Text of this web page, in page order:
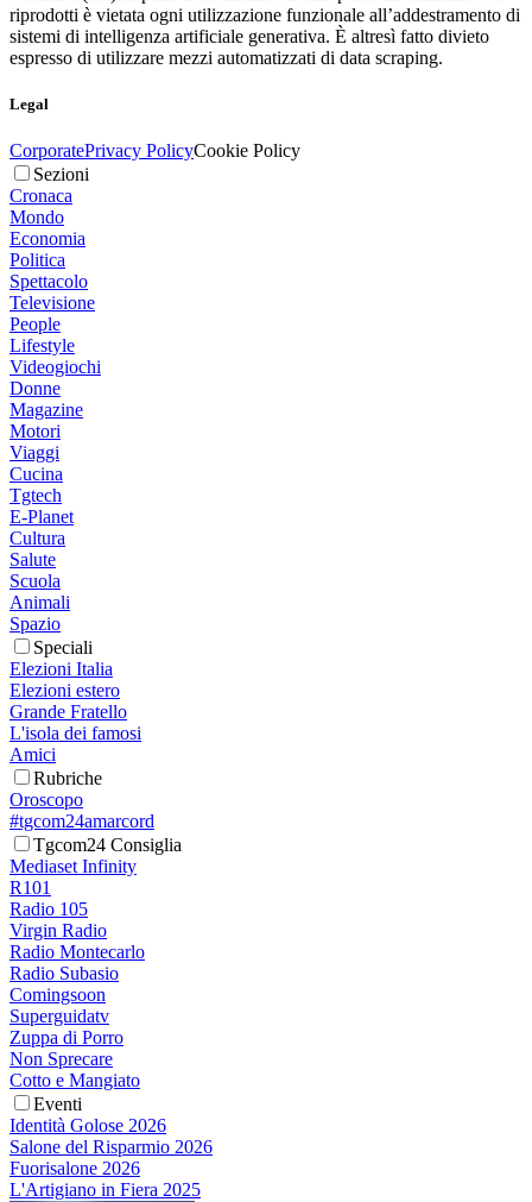
riprodotti è vietata ogni utilizzazione funzionale all’addestramento di
sistemi di intelligenza artificiale generativa. È altresì fatto divieto
espresso di utilizzare mezzi automatizzati di data scraping.
Legal
CorporatePrivacy PolicyCookie Policy
Sezioni
Cronaca
Mondo
Economia
Politica
Spettacolo
Televisione
People
Lifestyle
Videogiochi
Donne
Magazine
Motori
Viaggi
Cucina
Tgtech
E-Planet
Cultura
Salute
Scuola
Animali
Spazio
Speciali
Elezioni Italia
Elezioni estero
Grande Fratello
L'isola dei famosi
Amici
Rubriche
Oroscopo
#tgcom24amarcord
Tgcom24 Consiglia
Mediaset Infinity
R101
Radio 105
Virgin Radio
Radio Montecarlo
Radio Subasio
Comingsoon
Superguidatv
Zuppa di Porro
Non Sprecare
Cotto e Mangiato
Eventi
Identità Golose 2026
Salone del Risparmio 2026
Fuorisalone 2026
L'Artigiano in Fiera 2025